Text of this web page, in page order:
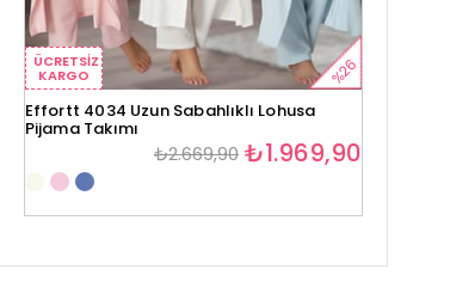
ÜCRETSIZ
KARGO %26
Effortt 4034 Uzun Sabahlıklı Lohusa
Pijama Takımı
₺1.969,90
₺2.669,90